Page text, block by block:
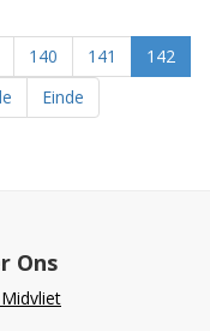
140 141
142
Einde
Ons